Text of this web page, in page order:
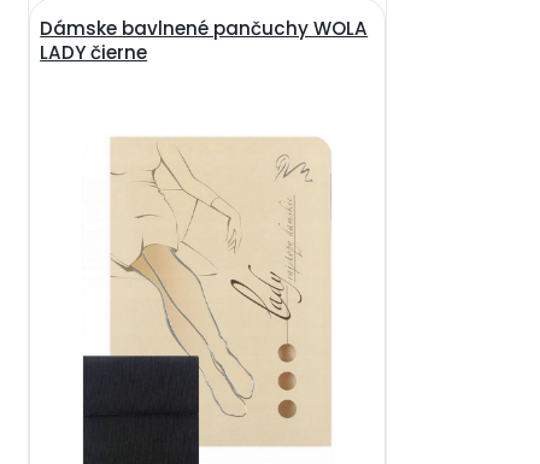
Dámske bavlnené pančuchy WOLA
LADY čierne